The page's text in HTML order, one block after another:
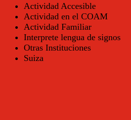
Actividad Accesible
Actividad en el COAM
Actividad Familiar
Interprete lengua de signos
Otras Instituciones
Suiza